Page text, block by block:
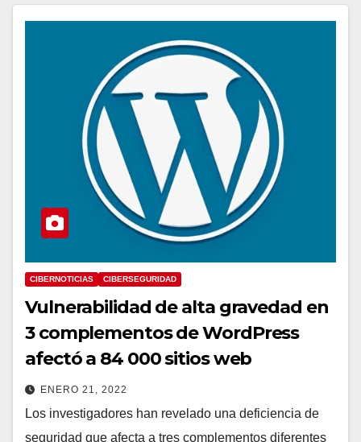
CIBERNOTICIAS CIBERSEGURIDAD
Vulnerabilidad de alta gravedad en
3 complementos de WordPress
afectó a 84 000 sitios web
ENERO 21, 2022
Los investigadores han revelado una deficiencia de
seguridad que afecta a tres complementos diferentes